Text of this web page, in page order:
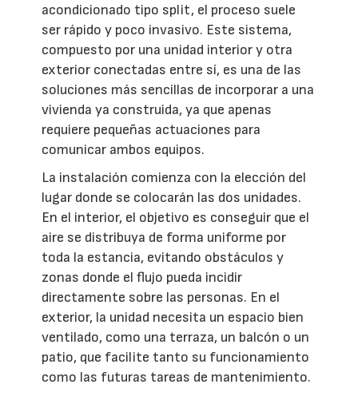
acondicionado tipo split, el proceso suele
ser rápido y poco invasivo. Este sistema,
compuesto por una unidad interior y otra
exterior conectadas entre sí, es una de las
soluciones más sencillas de incorporar a una
vivienda ya construida, ya que apenas
requiere pequeñas actuaciones para
comunicar ambos equipos.
La instalación comienza con la elección del
lugar donde se colocarán las dos unidades.
En el interior, el objetivo es conseguir que el
aire se distribuya de forma uniforme por
toda la estancia, evitando obstáculos y
zonas donde el flujo pueda incidir
directamente sobre las personas. En el
exterior, la unidad necesita un espacio bien
ventilado, como una terraza, un balcón o un
patio, que facilite tanto su funcionamiento
como las futuras tareas de mantenimiento.